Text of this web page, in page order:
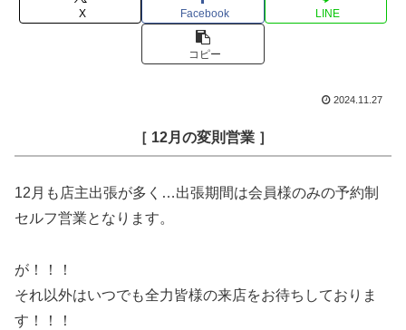
X Facebook LINE
コピー
2024.11.27
［ 12月の変則営業 ］
12月も店主出張が多く…出張期間は会員様のみの予約制
セルフ営業となります。
が！！！
それ以外はいつでも全力皆様の来店をお待ちしておりま
す！！！